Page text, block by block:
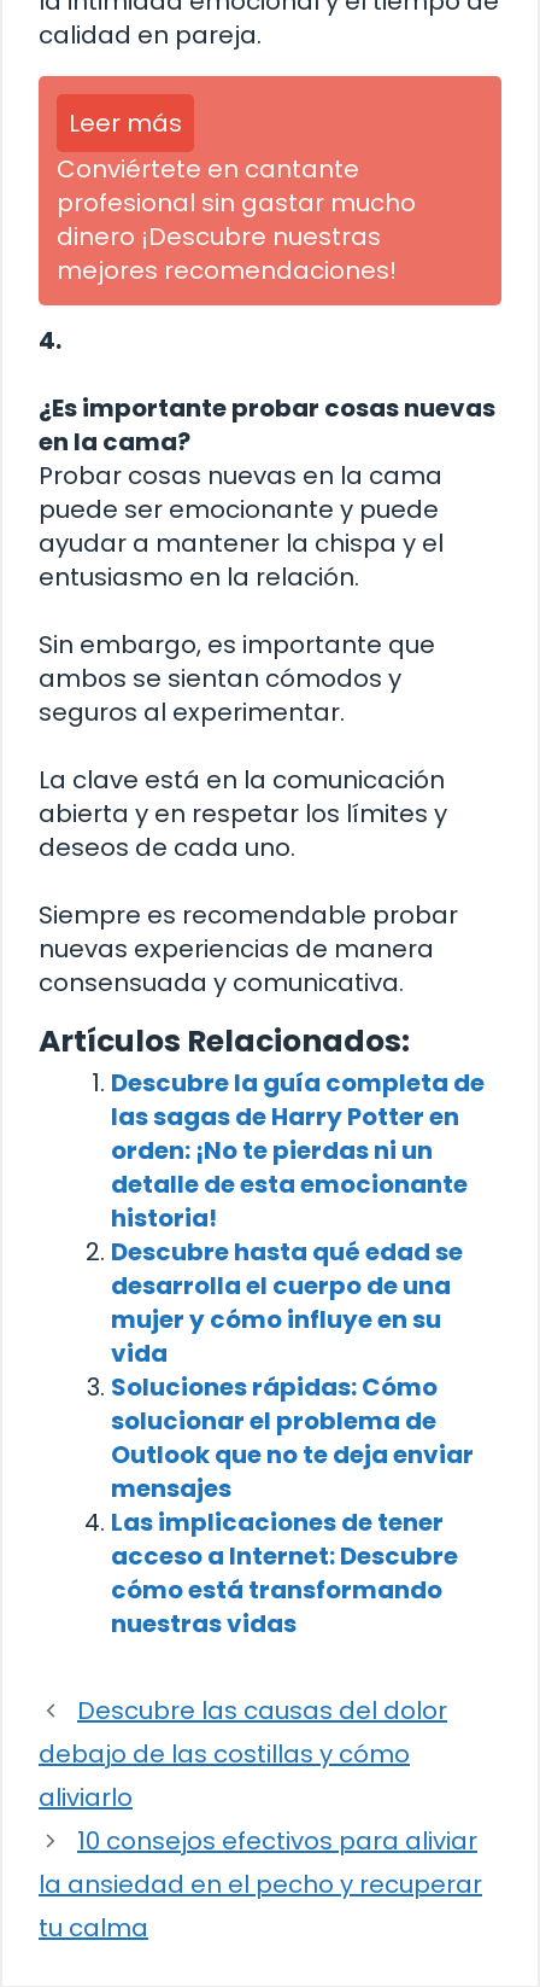
calidad en pareja.
Leer más
Conviértete en cantante
profesional sin gastar mucho
dinero ¡Descubre nuestras
mejores recomendaciones!
4.
¿Es importante probar cosas nuevas
en la cama?
Probar cosas nuevas en la cama
puede ser emocionante y puede
ayudar a mantener la chispa y el
entusiasmo en la relación.
Sin embargo, es importante que
ambos se sientan cómodos y
seguros al experimentar.
La clave está en la comunicación
abierta y en respetar los límites y
deseos de cada uno.
Siempre es recomendable probar
nuevas experiencias de manera
consensuada y comunicativa.
Artículos Relacionados:
Descubre la guía completa de
las sagas de Harry Potter en
orden: ¡No te pierdas ni un
detalle de esta emocionante
historia!
Descubre hasta qué edad se
desarrolla el cuerpo de una
mujer y cómo influye en su
vida
Soluciones rápidas: Cómo
solucionar el problema de
Outlook que no te deja enviar
mensajes
Las implicaciones de tener
acceso a Internet: Descubre
cómo está transformando
nuestras vidas
Descubre las causas del dolor
debajo de las costillas y cómo
aliviarlo
10 consejos efectivos para aliviar
la ansiedad en el pecho y recuperar
tu calma